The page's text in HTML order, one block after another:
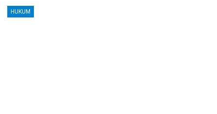
HUKUM